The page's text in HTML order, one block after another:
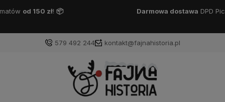
Darmowa dostawa DPD Pickupod 150 zł!📦
579 492 244 kontakt@fajnahistoria.pl